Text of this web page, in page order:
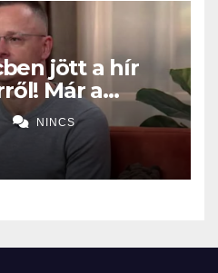
jött a hír
Már a
az ügye,
NINCS